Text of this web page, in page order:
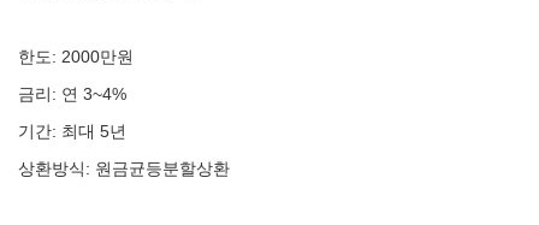
한도: 2000만원
금리: 연 3~4%
기간: 최대 5년
상환방식: 원금균등분할상환